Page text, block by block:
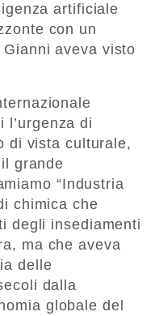
artificiale
con un
Gianni aveva visto
l’urgenza di
di vista culturale,
grande
“Industria
chimica che
degli insediamenti
ma che aveva
delle
dalla
globale del